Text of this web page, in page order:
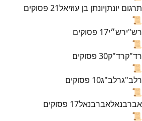
תרגום יונתןיונתן בן עוזיאל21 פסוקים
📜
רש"ירש״י17 פסוקים
📜
רד"קרד"ק30 פסוקים
📜
רלב"גרלב"ג10 פסוקים
📜
אברבנאלאברבנאל17 פסוקים
📜